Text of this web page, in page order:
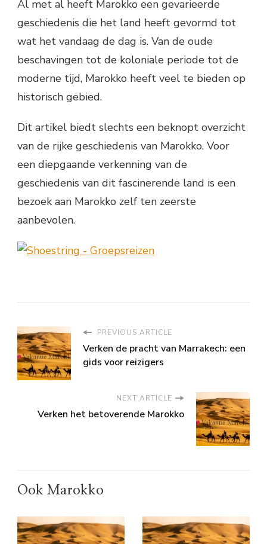
Al met al heeft Marokko een gevarieerde
geschiedenis die het land heeft gevormd tot
wat het vandaag de dag is. Van de oude
beschavingen tot de koloniale periode tot de
moderne tijd, Marokko heeft veel te bieden op
historisch gebied.
Dit artikel biedt slechts een beknopt overzicht
van de rijke geschiedenis van Marokko. Voor
een diepgaande verkenning van de
geschiedenis van dit fascinerende land is een
bezoek aan Marokko zelf ten zeerste
aanbevolen.
PREVIOUS ARTICLE
Verken de pracht van Marrakech: een
gids voor reizigers
NEXT ARTICLE
Verken het betoverende Marokko
Ook Marokko